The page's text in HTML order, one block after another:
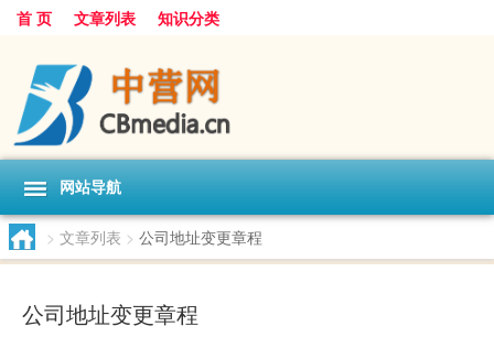
首 页 文章列表 知识分类
网站导航
> 文章列表 > 公司地址变更章程
公司地址变更章程